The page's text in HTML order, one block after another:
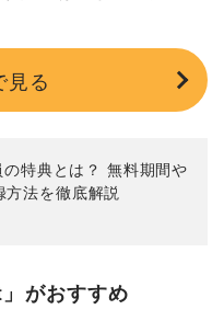
る
特典とは？ 無料期間や
法を徹底解説
がおすすめ